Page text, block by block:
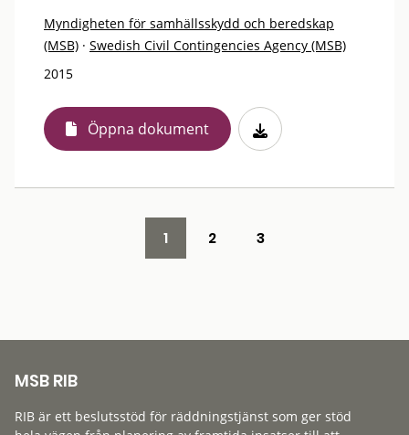
Myndigheten för samhällsskydd och beredskap
(MSB) · Swedish Civil Contingencies Agency (MSB)
2015
Öppna dokument
1 2 3
MSB RIB
RIB är ett beslutsstöd för räddningstjänst som ger stöd